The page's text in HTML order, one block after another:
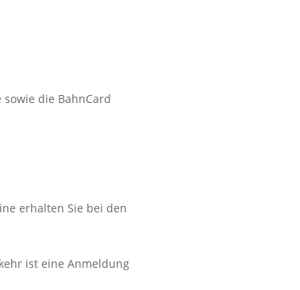
die BahnCard
erhalten Sie bei den
ist eine Anmeldung